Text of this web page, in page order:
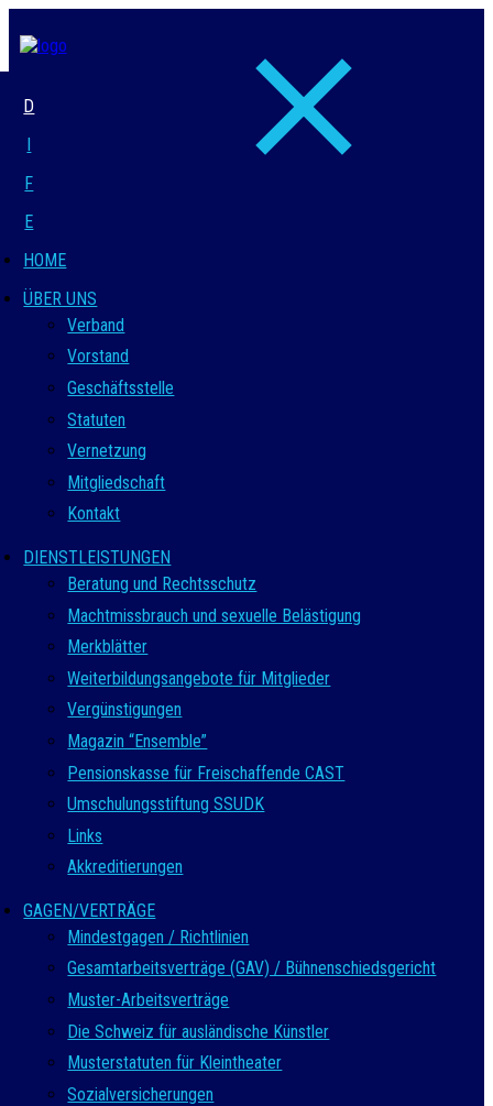
HOME
ÜBER UNS
Verband
Vorstand
Geschäftsstelle
Statuten
Vernetzung
Mitgliedschaft
Kontakt
DIENSTLEISTUNGEN
Beratung und Rechtsschutz
Machtmissbrauch und sexuelle Belästigung
Merkblätter
Weiterbildungsangebote für Mitglieder
Vergünstigungen
Magazin “Ensemble”
Pensionskasse für Freischaffende CAST
Umschulungsstiftung SSUDK
Links
Akkreditierungen
GAGEN/VERTRÄGE
Mindestgagen / Richtlinien
Gesamtarbeitsverträge (GAV) / Bühnenschiedsgericht
Muster-Arbeitsverträge
Die Schweiz für ausländische Künstler
Musterstatuten für Kleintheater
Sozialversicherungen
D
I
F
E